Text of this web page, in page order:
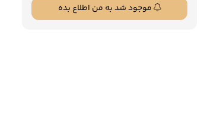
موجود شد به من اطلاع بده